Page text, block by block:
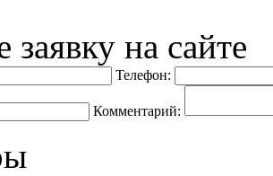
заявку на сайте
Телефон:
Комментарий: